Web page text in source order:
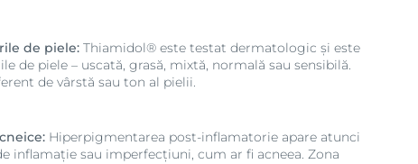
de piele: Thiamidol® este testat dermatologic și este
de piele – uscată, grasă, mixtă, normală sau sensibilă.
de vârstă sau ton al pielii.
Hiperpigmentarea post-inflamatorie apare atunci
inflamație sau imperfecțiuni, cum ar fi acneea. Zona